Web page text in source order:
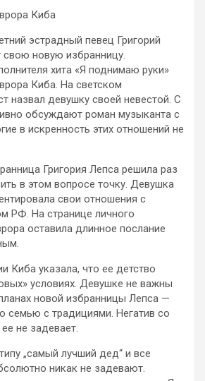
Киба
эстрадный певец Григорий
свою новую избранницу.
хита «Я поднимаю руки»
Киба. На светском
назвал девушку своей невестой. С
обсуждают роман музыканта с
в искренность этих отношений не
Григория Лепса решила раз
в этом вопросе точку. Девушка
свои отношения с
РФ. На странице личного
оставила длинное послание
Киба указала, что ее детство
условиях. Девушке не важны
новой избранницы Лепса —
семью с традициями. Негатив со
не задевает.
„самый лучший дед“ и все
никак не задевают.